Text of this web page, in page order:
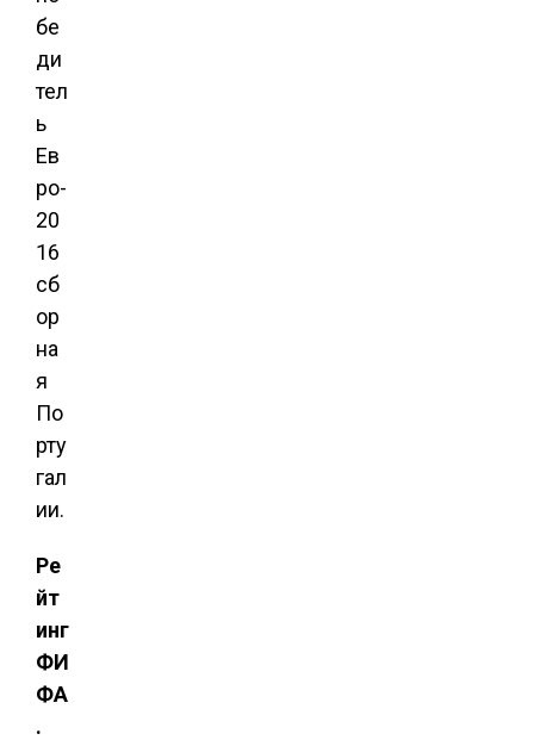
бе
ди
тел
ь
Ев
ро-
20
16
сб
ор
на
я
По
рту
гал
ии.
Ре
йт
инг
ФИ
ФА
.